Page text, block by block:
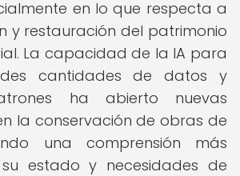
en lo que respecta a
y restauración del patrimonio
La capacidad de la IA para
cantidades de datos y
ha abierto nuevas
la conservación de obras de
una comprensión más
estado y necesidades de